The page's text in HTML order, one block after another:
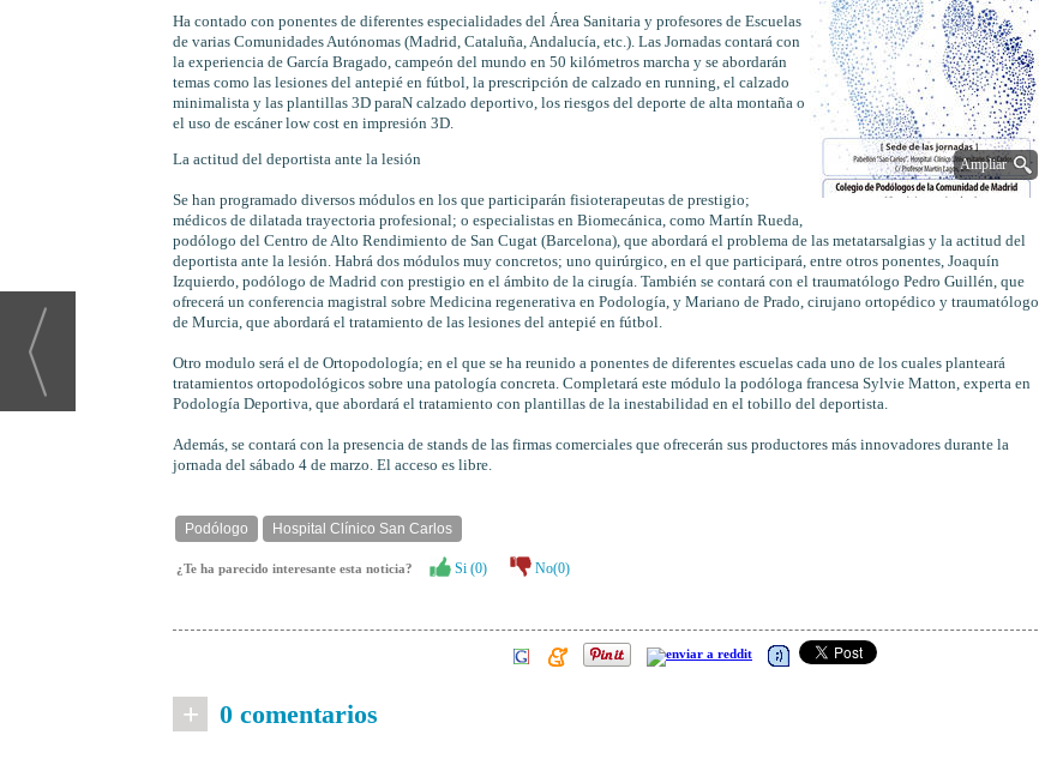
Ampliar
Ha contado con ponentes de diferentes especialidades del Área Sanitaria y profesores de Escuelas
de varias Comunidades Autónomas (Madrid, Cataluña, Andalucía, etc.). Las Jornadas contará con
la experiencia de García Bragado, campeón del mundo en 50 kilómetros marcha y se abordarán
temas como las lesiones del antepié en fútbol, la prescripción de calzado en running, el calzado
minimalista y las plantillas 3D paraN calzado deportivo, los riesgos del deporte de alta montaña o
el uso de escáner low cost en impresión 3D.
La actitud del deportista ante la lesión
Se han programado diversos módulos en los que participarán fisioterapeutas de prestigio;
médicos de dilatada trayectoria profesional; o especialistas en Biomecánica, como Martín Rueda,
podólogo del Centro de Alto Rendimiento de San Cugat (Barcelona), que abordará el problema de las metatarsalgias y la actitud del
deportista ante la lesión. Habrá dos módulos muy concretos; uno quirúrgico, en el que participará, entre otros ponentes, Joaquín
Izquierdo, podólogo de Madrid con prestigio en el ámbito de la cirugía. También se contará con el traumatólogo Pedro Guillén, que
ofrecerá un conferencia magistral sobre Medicina regenerativa en Podología, y Mariano de Prado, cirujano ortopédico y traumatólogo
de Murcia, que abordará el tratamiento de las lesiones del antepié en fútbol.
Otro modulo será el de Ortopodología; en el que se ha reunido a ponentes de diferentes escuelas cada uno de los cuales planteará
tratamientos ortopodológicos sobre una patología concreta. Completará este módulo la podóloga francesa Sylvie Matton, experta en
Podología Deportiva, que abordará el tratamiento con plantillas de la inestabilidad en el tobillo del deportista.
Además, se contará con la presencia de stands de las firmas comerciales que ofrecerán sus productores más innovadores durante la
jornada del sábado 4 de marzo. El acceso es libre.
Podólogo Hospital Clínico San Carlos
¿Te ha parecido interesante esta noticia? Si (0) No(0)
+ 0 comentarios